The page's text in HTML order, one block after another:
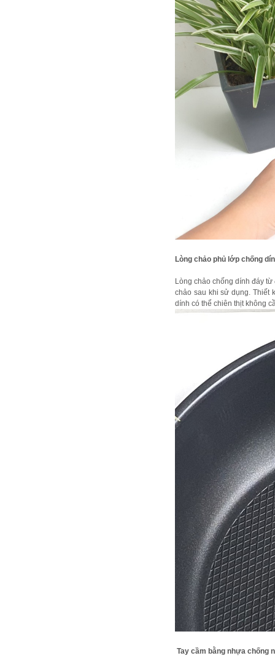
Lòng chảo phủ lớp chống
Lòng chảo chống dính đáy
chảo sau khi sử dụng. Thiết
dính có thể chiên thịt không
Tay cầm bằng nhựa chống